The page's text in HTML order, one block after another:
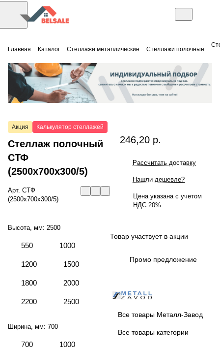
Главная Каталог Стеллажи металлические Стеллажи полочные
Акция Калькулятор стеллажей
Стеллаж полочный
СТФ
(2500x700x300/5)
Арт. СТФ
(2500x700x300/5)
Высота, мм: 2500
550 1000
1200 1500
1800 2000
2200 2500
Ширина, мм: 700
700 1000
246,20 р.
Рассчитать доставку
Нашли дешевле?
Цена указана с учетом
НДС 20%
Товар участвует в акции
Промо предложение
Все товары Металл-Завод
Все товары категории